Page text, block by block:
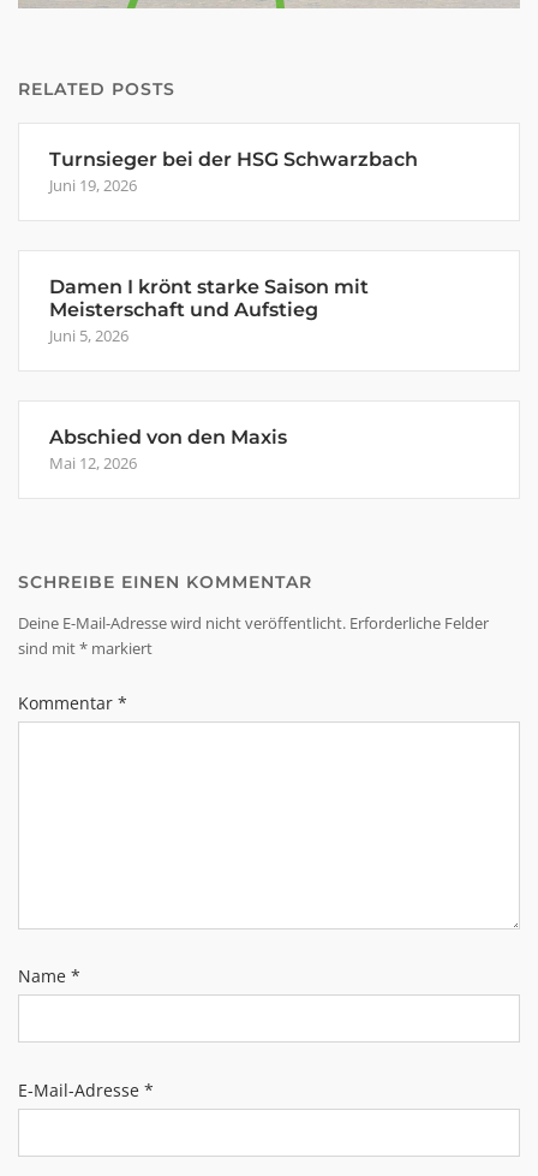
RELATED POSTS
Turnsieger bei der HSG Schwarzbach
Juni 19, 2026
Damen I krönt starke Saison mit
Meisterschaft und Aufstieg
Juni 5, 2026
Abschied von den Maxis
Mai 12, 2026
SCHREIBE EINEN KOMMENTAR
Deine E-Mail-Adresse wird nicht veröffentlicht. Erforderliche Felder
sind mit* markiert
Kommentar *
Name *
E-Mail-Adresse *